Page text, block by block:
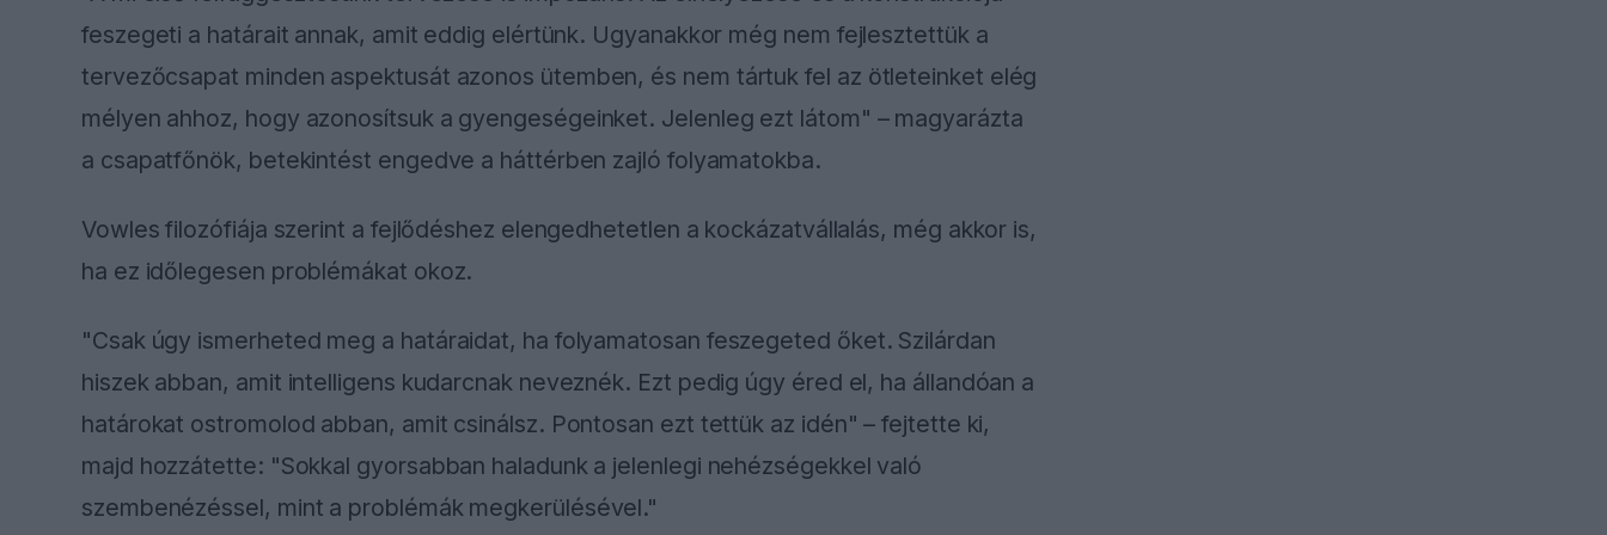
feszegeti a határait annak, amit eddig elértünk. Ugyanakkor még nem fejlesztettük a
tervezőcsapat minden aspektusát azonos ütemben, és nem tártuk fel az ötleteinket elég
mélyen ahhoz, hogy azonosítsuk a gyengeségeinket. Jelenleg ezt látom" – magyarázta
a csapatfőnök, betekintést engedve a háttérben zajló folyamatokba.
Vowles filozófiája szerint a fejlődéshez elengedhetetlen a kockázatvállalás, még akkor is,
ha ez időlegesen problémákat okoz.
"Csak úgy ismerheted meg a határaidat, ha folyamatosan feszegeted őket. Szilárdan
hiszek abban, amit intelligens kudarcnak neveznék. Ezt pedig úgy éred el, ha állandóan a
határokat ostromolod abban, amit csinálsz. Pontosan ezt tettük az idén" – fejtette ki,
majd hozzátette: "Sokkal gyorsabban haladunk a jelenlegi nehézségekkel való
szembenézéssel, mint a problémák megkerülésével."